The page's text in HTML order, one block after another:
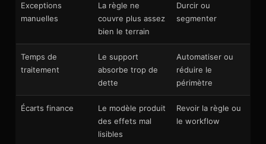
Exceptions
manuelles
La règle ne
couvre plus assez
bien le terrain
Durcir ou
segmenter
Temps de
traitement
Le support
absorbe trop de
dette
Automatiser ou
réduire le
périmètre
Écarts finance
Le modèle produit
des effets mal
lisibles
Revoir la règle ou
le workflow